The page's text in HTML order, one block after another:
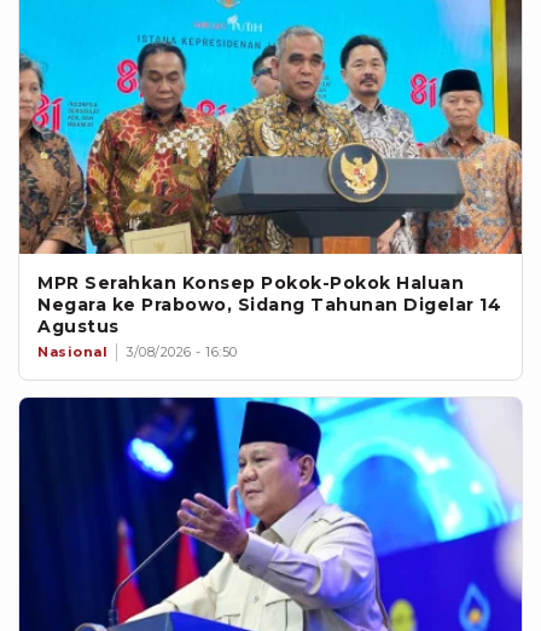
MPR Serahkan Konsep Pokok-Pokok Haluan
Negara ke Prabowo, Sidang Tahunan Digelar 14
Agustus
Nasional 3/08/2026 - 16:50